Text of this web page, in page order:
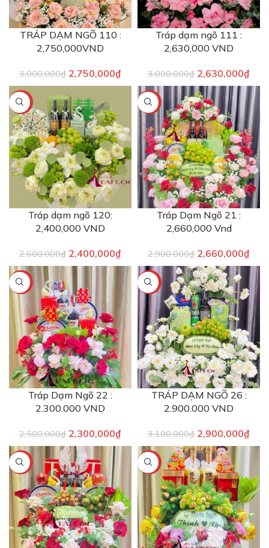
TRÁP DẠM NGÕ 110 :
2,750,000VND
3,000,000₫ 2,750,000₫
Tráp dạm ngõ 111 :
2,630,000 VND
3,000,000₫ 2,630,000₫
-8%
Tráp dạm ngõ 120:
2,400,000 VND
2,600,000₫ 2,400,000₫
-8%
Tráp Dạm Ngõ 21 :
2,660,000 Vnd
2,900,000₫ 2,660,000₫
-8%
Tráp Dạm Ngõ 22 :
2.300.000 VND
2,500,000₫ 2,300,000₫
-6%
TRÁP DẠM NGÕ 26 :
2.900.000 VND
3,100,000₫ 2,900,000₫
-8% -7%